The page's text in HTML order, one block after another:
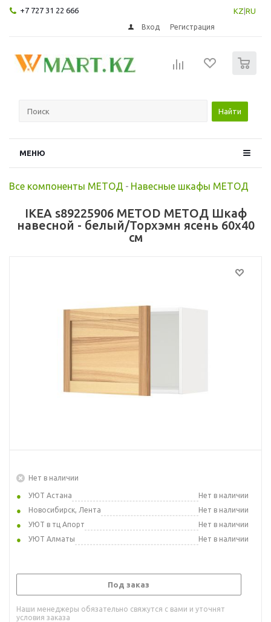
+7 727 31 22 666 KZ RU
Вход Регистрация
Найти
МЕНЮ
Все компоненты МЕТОД - Навесные шкафы МЕТОД
IKEA s89225906 METOD МЕТОД Шкаф
навесной - белый/Торхэмн ясень 60x40
см
Нет в наличии
УЮТ Астана
Нет в наличии
Новосибирск, Лента
Нет в наличии
УЮТ в тц Апорт
Нет в наличии
УЮТ Алматы
Нет в наличии
Под заказ
Наши менеджеры обязательно свяжутся с вами и уточнят
условия заказа